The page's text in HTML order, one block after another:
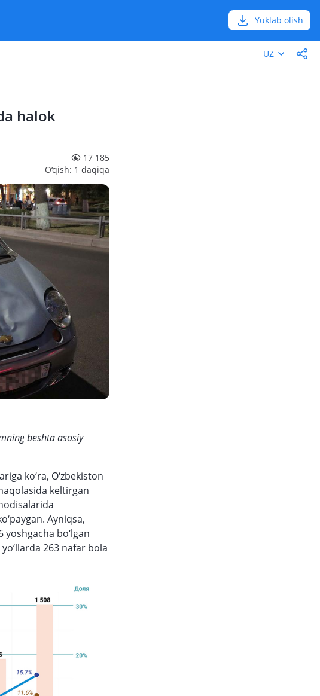
Yuklab olish
UZ
halok
17 185
O‘qish: 1 daqiqa
beshta asosiy
ko‘ra, O‘zbekiston
keltirgan
Ayniqsa,
yoshgacha bo‘lgan
263 nafar bola